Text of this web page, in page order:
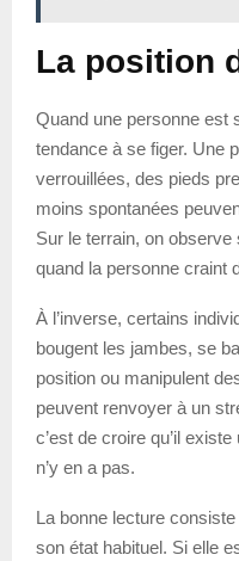
La position
Quand une personne est
tendance à se figer. Une
verrouillées, des pieds
moins spontanées
Sur le terrain, on observe
quand la personne craint
À l’inverse, certains
bougent les jambes, se
position ou manipulent
peuvent renvoyer à un
c’est de croire qu’il
n’y en a pas.
La bonne lecture
son état habituel. Si elle